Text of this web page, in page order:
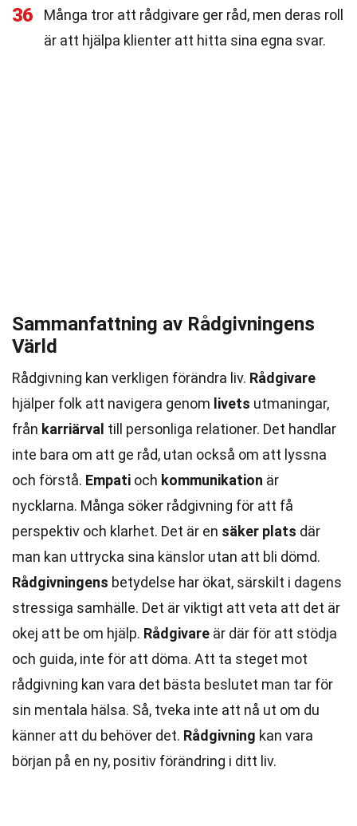
36
Många tror att rådgivare ger råd, men deras roll
är att hjälpa klienter att hitta sina egna svar.
Sammanfattning av Rådgivningens
Värld
Rådgivning kan verkligen förändra liv. Rådgivare
hjälper folk att navigera genom livets utmaningar,
från karriärval till personliga relationer. Det handlar
inte bara om att ge råd, utan också om att lyssna
och förstå. Empati och kommunikation är
nycklarna. Många söker rådgivning för att få
perspektiv och klarhet. Det är en säker plats där
man kan uttrycka sina känslor utan att bli dömd.
Rådgivningens betydelse har ökat, särskilt i dagens
stressiga samhälle. Det är viktigt att veta att det är
okej att be om hjälp. Rådgivare är där för att stödja
och guida, inte för att döma. Att ta steget mot
rådgivning kan vara det bästa beslutet man tar för
sin mentala hälsa. Så, tveka inte att nå ut om du
känner att du behöver det. Rådgivning kan vara
början på en ny, positiv förändring i ditt liv.